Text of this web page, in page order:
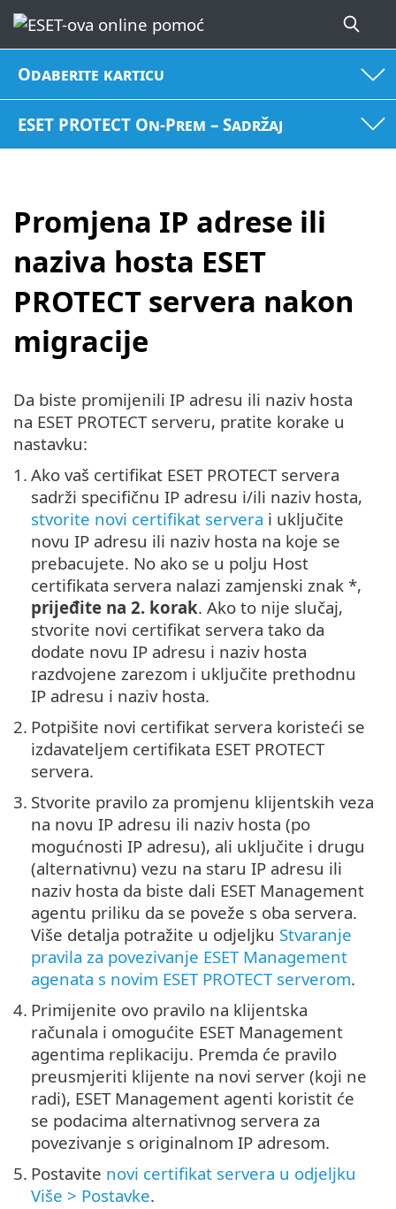
Odaberite karticu
ESET PROTECT On-Prem – Sadržaj
Promjena IP adrese ili
naziva hosta ESET
PROTECT servera nakon
migracije
Da biste promijenili IP adresu ili naziv hosta
na ESET PROTECT serveru, pratite korake u
nastavku:
1. Ako vaš certifikat ESET PROTECT servera
sadrži specifičnu IP adresu i/ili naziv hosta,
stvorite novi certifikat servera i uključite
novu IP adresu ili naziv hosta na koje se
prebacujete. No ako se u polju Host
certifikata servera nalazi zamjenski znak *,
prijeđite na 2. korak. Ako to nije slučaj,
stvorite novi certifikat servera tako da
dodate novu IP adresu i naziv hosta
razdvojene zarezom i uključite prethodnu
IP adresu i naziv hosta.
2. Potpišite novi certifikat servera koristeći se
izdavateljem certifikata ESET PROTECT
servera.
3. Stvorite pravilo za promjenu klijentskih veza
na novu IP adresu ili naziv hosta (po
mogućnosti IP adresu), ali uključite i drugu
(alternativnu) vezu na staru IP adresu ili
naziv hosta da biste dali ESET Management
agentu priliku da se poveže s oba servera.
Više detalja potražite u odjeljku Stvaranje
pravila za povezivanje ESET Management
agenata s novim ESET PROTECT serverom.
4. Primijenite ovo pravilo na klijentska
računala i omogućite ESET Management
agentima replikaciju. Premda će pravilo
preusmjeriti klijente na novi server (koji ne
radi), ESET Management agenti koristit će
se podacima alternativnog servera za
povezivanje s originalnom IP adresom.
5. Postavite novi certifikat servera u odjeljku
Više > Postavke.